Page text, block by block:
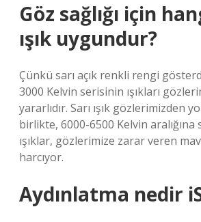
Göz sağlığı için
ışık uygundur?
Çünkü sarı açık renkli rengi
3000 Kelvin serisinin ışıkları
yararlıdır. Sarı ışık gözlerimizden
birlikte, 6000-6500 Kelvin aralığına
ışıklar, gözlerimize zarar veren
harcıyor.
Aydınlatma nedir